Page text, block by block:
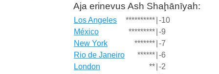
Aja erinevus Ash Shaḩānīyah:
Los Angeles ********** -10
México
********* -9
New York
******* -7
Rio de Janeiro
****** -6
London
** -2